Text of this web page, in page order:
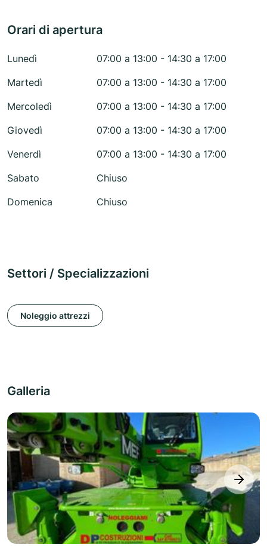
Orari di apertura
Lunedì
07:00 a 13:00 - 14:30 a 17:00
Martedì
07:00 a 13:00 - 14:30 a 17:00
Mercoledì
07:00 a 13:00 - 14:30 a 17:00
Giovedì
07:00 a 13:00 - 14:30 a 17:00
Venerdì
07:00 a 13:00 - 14:30 a 17:00
Sabato
Chiuso
Domenica
Chiuso
Settori / Specializzazioni
Noleggio attrezzi
Galleria
next